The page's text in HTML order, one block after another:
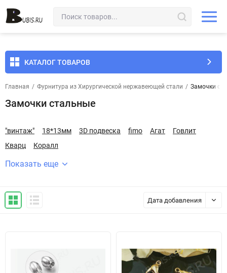
КАТАЛОГ ТОВАРОВ
Главная / Фурнитура из Хирургической нержавеющей стали / Замочки
Замочки стальные
"винтаж" 18*13мм 3D подвеска fimo Агат
Говлит
Кварц
Коралл
Показать еще
Дата добавления